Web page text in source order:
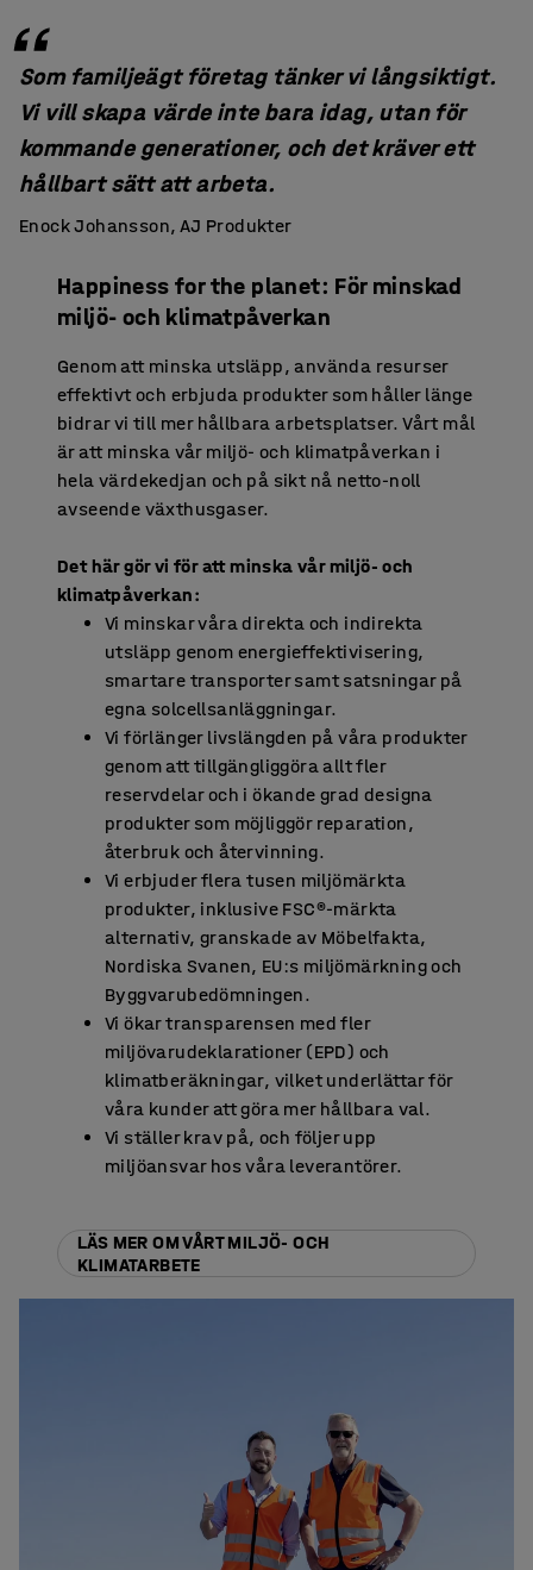
Som familjeägt företag tänker vi långsiktigt.
Vi vill skapa värde inte bara idag, utan för
kommande generationer, och det kräver ett
hållbart sätt att arbeta.
Enock Johansson, AJ Produkter
Happiness for the planet: För minskad
miljö- och klimatpåverkan
Genom att minska utsläpp, använda resurser
effektivt och erbjuda produkter som håller länge
bidrar vi till mer hållbara arbetsplatser. Vårt mål
är att minska vår miljö- och klimatpåverkan i
hela värdekedjan och på sikt nå netto-noll
avseende växthusgaser.
Det här gör vi för att minska vår miljö- och
klimatpåverkan:
Vi minskar våra direkta och indirekta
utsläpp genom energieffektivisering,
smartare transporter samt satsningar på
egna solcellsanläggningar.
Vi förlänger livslängden på våra produkter
genom att tillgängliggöra allt fler
reservdelar och i ökande grad designa
produkter som möjliggör reparation,
återbruk och återvinning.
Vi erbjuder flera tusen miljömärkta
produkter, inklusive FSC®-märkta
alternativ, granskade av Möbelfakta,
Nordiska Svanen, EU:s miljömärkning och
Byggvarubedömningen.
Vi ökar transparensen med fler
miljövarudeklarationer (EPD) och
klimatberäkningar, vilket underlättar för
våra kunder att göra mer hållbara val.
Vi ställer krav på, och följer upp
miljöansvar hos våra leverantörer.
LÄS MER OM VÅRT MILJÖ- OCH
KLIMATARBETE